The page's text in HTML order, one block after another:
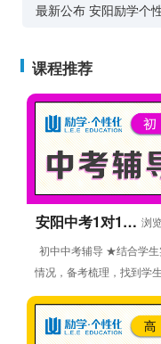
最新公布 安阳励学个
课程推荐
安阳中考1对1辅 浏
初中中考辅导 ★结合学
情况，备考梳理，找到学生
点、薄弱学科，对症加强
中考复习备考。